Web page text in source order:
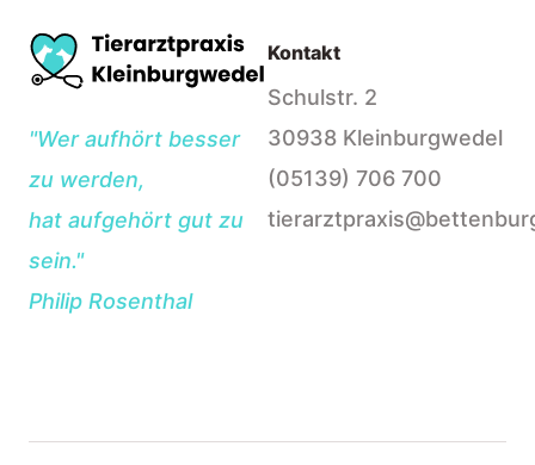
"Wer aufhört besser
zu werden,
hat aufgehört gut zu
sein."
Philip Rosenthal
Kontakt
Schulstr. 2
30938 Kleinburgwedel
(05139) 706 700